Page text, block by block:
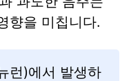
향을 미칩니다.
런)에서 발생하